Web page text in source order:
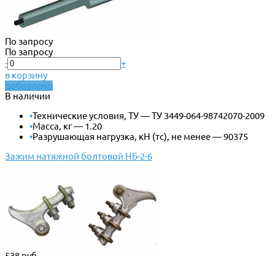
По запросу
По запросу
-
+
в корзину
добавлено
В наличии
•Технические условия, ТУ — ТУ 3449-064-98742070-2009
•Масса, кг — 1.20
•Разрушающая нагрузка, кН (тс), не менее — 90375
Зажим натяжной болтовой НБ-2-6